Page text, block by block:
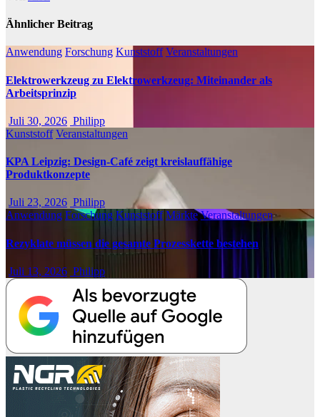
Ähnlicher Beitrag
Anwendung Forschung Kunststoff Veranstaltungen
Elektrowerkzeug zu Elektrowerkzeug: Miteinander als
Arbeitsprinzip
Juli 30, 2026 Philipp
Kunststoff Veranstaltungen
KPA Leipzig: Design-Café zeigt kreislauffähige
Produktkonzepte
Juli 23, 2026 Philipp
Anwendung Forschung Kunststoff Märkte Veranstaltungen
Rezyklate müssen die gesamte Prozesskette bestehen
Juli 13, 2026 Philipp